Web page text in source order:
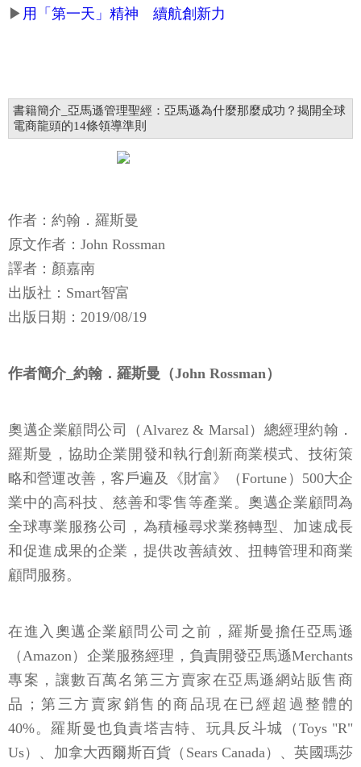
▶ 用「第一天」精神 續航創新力
書籍簡介_亞馬遜管理聖經：亞馬遜為什麼那麼成功？揭開全球
電商龍頭的14條領導準則
作者：約翰．羅斯曼
原文作者：John Rossman
譯者：顏嘉南
出版社：Smart智富
出版日期：2019/08/19
作者簡介_約翰．羅斯曼（John Rossman）
奧邁企業顧問公司（Alvarez & Marsal）總經理約翰．
羅斯曼，協助企業開發和執行創新商業模式、技術策
略和營運改善，客戶遍及《財富》（Fortune）500大企
業中的高科技、慈善和零售等產業。奧邁企業顧問為
全球專業服務公司，為積極尋求業務轉型、加速成長
和促進成果的企業，提供改善績效、扭轉管理和商業
顧問服務。
在進入奧邁企業顧問公司之前，羅斯曼擔任亞馬遜
（Amazon）企業服務經理，負責開發亞馬遜Merchants
專案，讓數百萬名第三方賣家在亞馬遜網站販售商
品；第三方賣家銷售的商品現在已經超過整體的
40%。羅斯曼也負責塔吉特、玩具反斗城（Toys "R"
Us）、加拿大西爾斯百貨（Sears Canada）、英國瑪莎